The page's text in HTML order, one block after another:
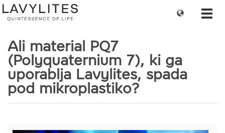
Change
Ali material PQ7
(Polyquaternium 7), ki ga
uporablja Lavylites, spada
pod mikroplastiko?